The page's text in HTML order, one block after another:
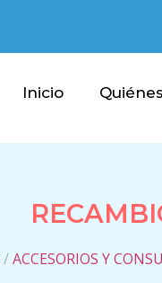
Inicio
/ACCESORIOS Y